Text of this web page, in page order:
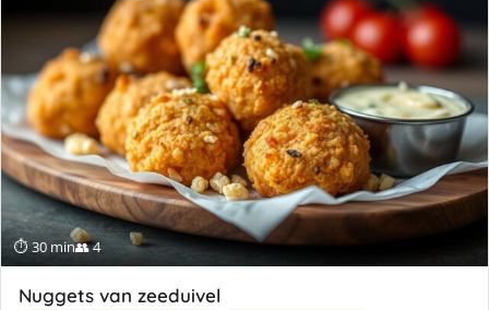
⏱ 30 min👥 4
Nuggets van zeeduivel